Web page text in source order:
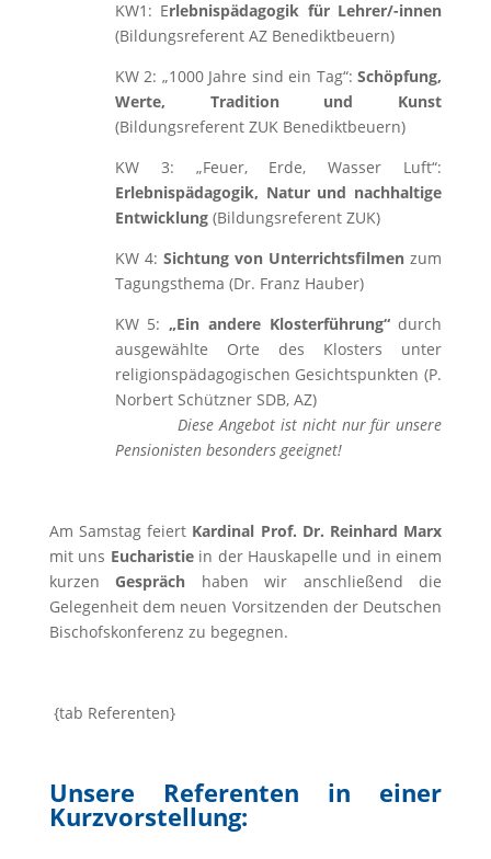
KW1: Erlebnispädagogik für Lehrer/-innen
(Bildungsreferent AZ Benediktbeuern)
KW 2: „1000 Jahre sind ein Tag“:Schöpfung,
Werte, Tradition und Kunst
(Bildungsreferent ZUK Benediktbeuern)
KW 3: „Feuer, Erde, Wasser Luft“:
Erlebnispädagogik, Natur und nachhaltige
Entwicklung(Bildungsreferent ZUK)
KW 4: Sichtung von Unterrichtsfilmen zum
Tagungsthema (Dr. Franz Hauber)
KW 5:„Ein andere Klosterführung“durch
ausgewählte Orte des Klosters unter
religionspädagogischen Gesichtspunkten (P.
Norbert Schützner SDB, AZ)
Diese Angebot ist nicht nur für unsere
Pensionisten besonders geeignet!
Am Samstag feiert Kardinal Prof. Dr. Reinhard Marx
mit uns Eucharistiein der Hauskapelle und in einem
kurzenGespräch haben wir anschließend die
Gelegenheit dem neuen Vorsitzenden der Deutschen
Bischofskonferenz zu begegnen.
{tab Referenten}
Unsere Referenten in einer
Kurzvorstellung: